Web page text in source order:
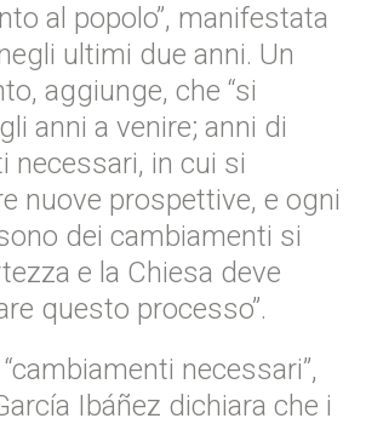
al popolo”, manifestata
ultimi due anni. Un
aggiunge, che “si
anni a venire; anni di
necessari, in cui si
nuove prospettive, e ogni
dei cambiamenti si
e la Chiesa deve
questo processo”.
necessari”,
Ibáñez dichiara che i